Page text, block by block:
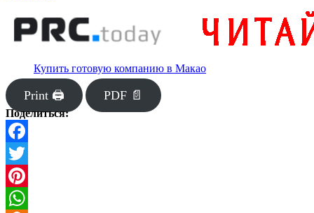
Купить готовую компанию в Макао
Print 🖨 PDF 📄
Поделиться:
Facebook
Twitter
Pinterest